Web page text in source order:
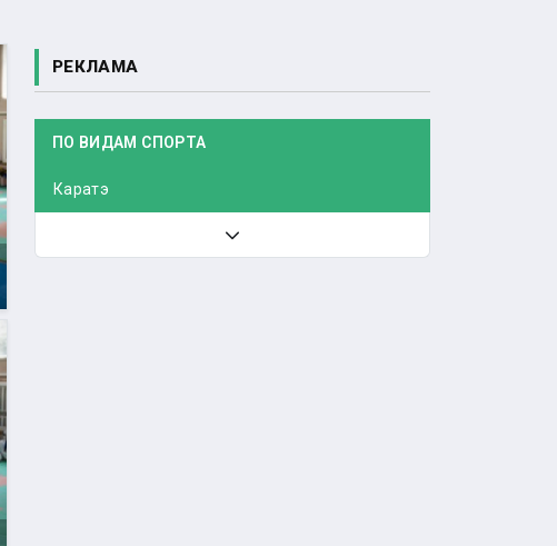
РЕКЛАМА
ПО ВИДАМ СПОРТА
Каратэ